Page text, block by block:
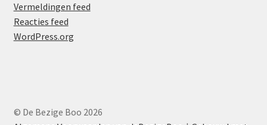
Vermeldingen feed
Reacties feed
WordPress.org
© De Bezige Boo 2026